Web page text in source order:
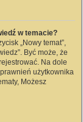
w temacie?
„Nowy temat”,
Być może, że
Na dole
użytkownika
Możesz